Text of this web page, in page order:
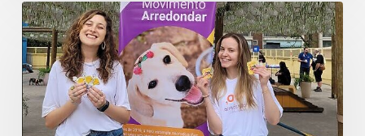
Petz
e
Instituto
Arredondar
fortalecem
a
cultura